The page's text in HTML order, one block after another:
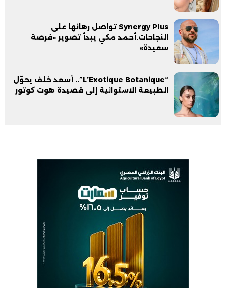
Synergy Plus تواصل رهانها على
النجاحات.أحمد مكي يبدأ تصوير «فرصة
سعيدة»
“L’Exotique Botanique”.. أسعد خلف يحوّل
الطبيعة الاستوائية إلى قصيدة هوت كوتور